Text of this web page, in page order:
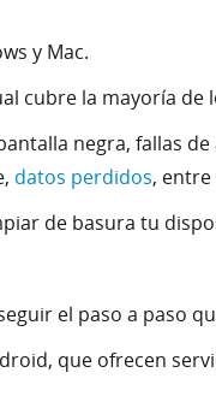
y Mac.
cubre la mayoría de
negra, fallas de
datos perdidos,
de basura tu
el paso a paso
que ofrecen